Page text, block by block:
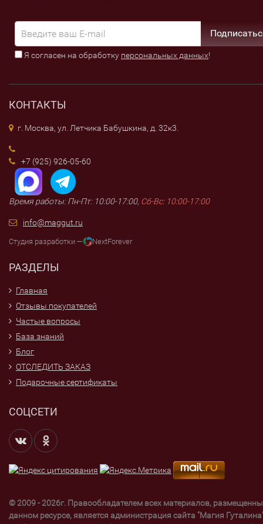
Я согласен на обработку персональных данных!
КОНТАКТЫ
г. Москва, ул. Летчика Бабушкина, д. 32к3.
+7 (925) 926-05-60
Время работы: Пн-Пт: 10:00-17:00, Сб-Вс: 10:00-17:00
info@maggut.ru
Студия разработки — NextForever
РАЗДЕЛЫ
Главная
Отзывы покупателей
Частые вопросы
База знаний
Блог
ОТСЛЕДИТЬ ЗАКАЗ
Подарочные сертификаты
СОЦСЕТИ
© 2009 - 2026г. Правообладателем всех материалов,
данном ресурсе, является администрация сайта "Магия